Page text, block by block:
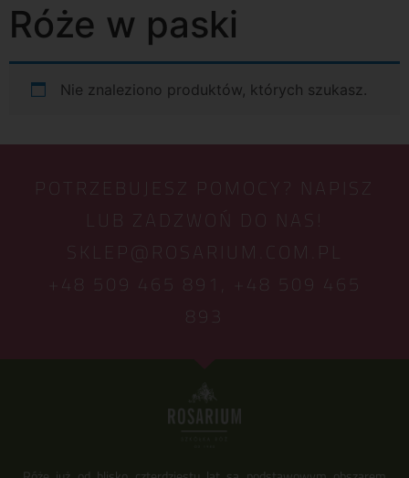
Róże w paski
Nie znaleziono produktów, których szukasz.
POTRZEBUJESZ POMOCY? NAPISZ
LUB ZADZWOŃ DO NAS!
SKLEP@ROSARIUM.COM.PL
+48 509 465 891,
+48 509 465
893